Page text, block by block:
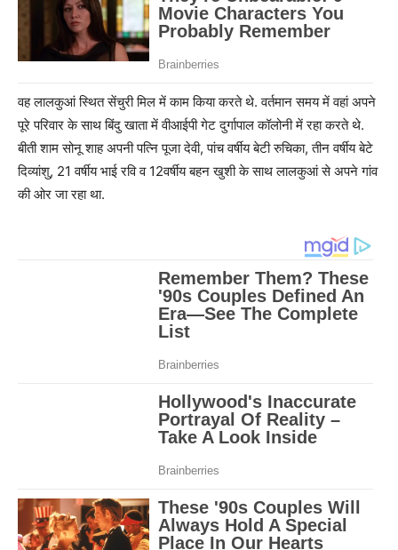
वह लालकुआं स्थित सेंचुरी मिल में काम किया करते थे. वर्तमान समय में वहां अपने
पूरे परिवार के साथ बिंदु खाता में वीआईपी गेट दुर्गापाल कॉलोनी में रहा करते थे.
बीती शाम सोनू शाह अपनी पत्नि पूजा देवी, पांच वर्षीय बेटी रुचिका, तीन वर्षीय बेटे
दिव्यांशु, 21 वर्षीय भाई रवि व 12वर्षीय बहन खुशी के साथ लालकुआं से अपने गांव
की ओर जा रहा था.